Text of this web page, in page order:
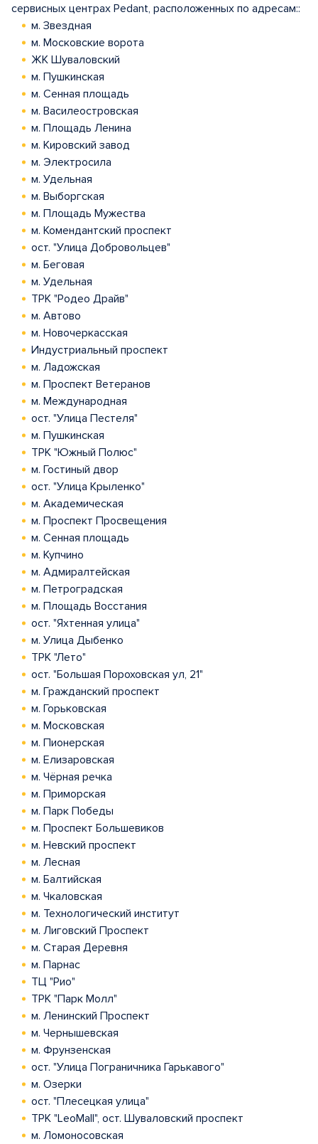
сервисных центрах Pedant, расположенных по адресам::
м. Звездная
м. Московские ворота
ЖК Шуваловский
м. Пушкинская
м. Сенная площадь
м. Василеостровская
м. Площадь Ленина
м. Кировский завод
м. Электросила
м. Удельная
м. Выборгская
м. Площадь Мужества
м. Комендантский проспект
ост. "Улица Добровольцев"
м. Беговая
м. Удельная
ТРК "Родео Драйв"
м. Автово
м. Новочеркасская
Индустриальный проспект
м. Ладожская
м. Проспект Ветеранов
м. Международная
ост. "Улица Пестеля"
м. Пушкинская
ТРК "Южный Полюс"
м. Гостиный двор
ост. "Улица Крыленко"
м. Академическая
м. Проспект Просвещения
м. Сенная площадь
м. Купчино
м. Адмиралтейская
м. Петроградская
м. Площадь Восстания
ост. "Яхтенная улица"
м. Улица Дыбенко
ТРК "Лето"
ост. "Большая Пороховская ул, 21"
м. Гражданский проспект
м. Горьковская
м. Московская
м. Пионерская
м. Елизаровская
м. Чёрная речка
м. Приморская
м. Парк Победы
м. Проспект Большевиков
м. Невский проспект
м. Лесная
м. Балтийская
м. Чкаловская
м. Технологический институт
м. Лиговский Проспект
м. Старая Деревня
м. Парнас
ТЦ "Рио"
ТРК "Парк Молл"
м. Ленинский Проспект
м. Чернышевская
м. Фрунзенская
ост. "Улица Пограничника Гарькавого"
м. Озерки
ост. "Плесецкая улица"
ТРК "LeoMall", ост. Шуваловский проспект
м. Ломоносовская